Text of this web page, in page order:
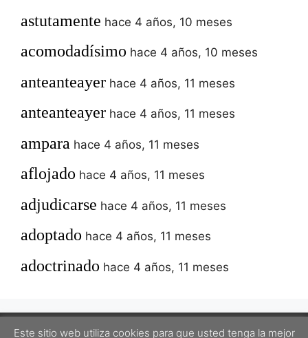
astutamente hace 4 años, 10 meses
acomodadísimo hace 4 años, 10 meses
anteanteayer hace 4 años, 11 meses
anteanteayer hace 4 años, 11 meses
ampara hace 4 años, 11 meses
aflojado hace 4 años, 11 meses
adjudicarse hace 4 años, 11 meses
adoptado hace 4 años, 11 meses
adoctrinado hace 4 años, 11 meses
Este sitio web utiliza cookies para que usted tenga la mejor